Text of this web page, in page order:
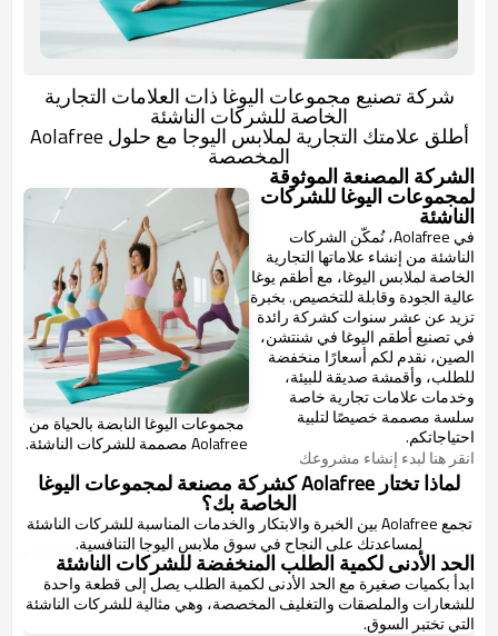
شركة تصنيع مجموعات اليوغا ذات العلامات التجارية
الخاصة للشركات الناشئة
أطلق علامتك التجارية لملابس اليوجا مع حلول Aolafree
المخصصة
الشركة المصنعة الموثوقة
لمجموعات اليوغا للشركات
الناشئة
في Aolafree، نُمكّن الشركات
الناشئة من إنشاء علاماتها التجارية
الخاصة لملابس اليوغا، مع أطقم يوغا
عالية الجودة وقابلة للتخصيص. بخبرة
تزيد عن عشر سنوات كشركة رائدة
في تصنيع أطقم اليوغا في شنتشن،
الصين، نقدم لكم أسعارًا منخفضة
للطلب، وأقمشة صديقة للبيئة،
وخدمات علامات تجارية خاصة
سلسة مصممة خصيصًا لتلبية
احتياجاتكم.
انقر هنا لبدء إنشاء مشروعك
مجموعات اليوغا النابضة بالحياة من
Aolafree مصممة للشركات الناشئة.
لماذا تختار Aolafree كشركة مصنعة لمجموعات اليوغا
الخاصة بك؟
تجمع Aolafree بين الخبرة والابتكار والخدمات المناسبة للشركات الناشئة
لمساعدتك على النجاح في سوق ملابس اليوجا التنافسية.
الحد الأدنى لكمية الطلب المنخفضة للشركات الناشئة
ابدأ بكميات صغيرة مع الحد الأدنى لكمية الطلب يصل إلى قطعة واحدة
للشعارات والملصقات والتغليف المخصصة، وهي مثالية للشركات الناشئة
التي تختبر السوق.